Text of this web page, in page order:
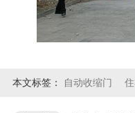
本文标签： 自动收缩门